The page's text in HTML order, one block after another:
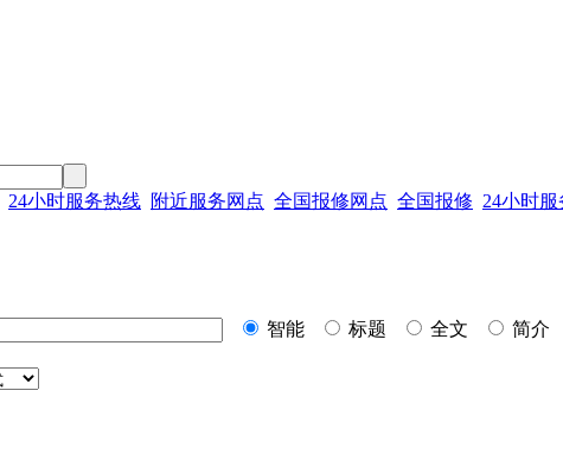
24小时服务热线 附近服务网点 全国报修网点 全国报修 24小时
智能
标题 全文 简介